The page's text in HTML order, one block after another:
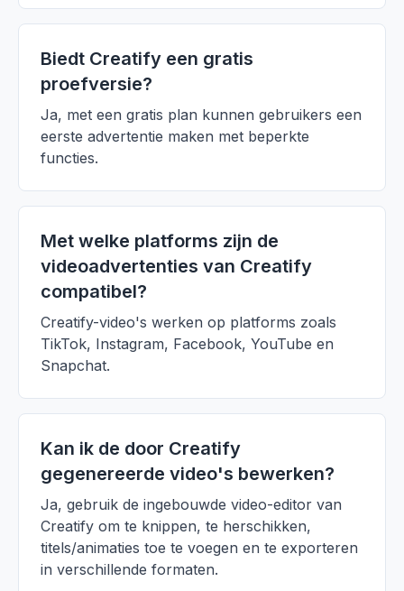
Biedt Creatify een gratis
proefversie?
Ja, met een gratis plan kunnen gebruikers een
eerste advertentie maken met beperkte
functies.
Met welke platforms zijn de
videoadvertenties van Creatify
compatibel?
Creatify-video's werken op platforms zoals
TikTok, Instagram, Facebook, YouTube en
Snapchat.
Kan ik de door Creatify
gegenereerde video's bewerken?
Ja, gebruik de ingebouwde video-editor van
Creatify om te knippen, te herschikken,
titels/animaties toe te voegen en te exporteren
in verschillende formaten.